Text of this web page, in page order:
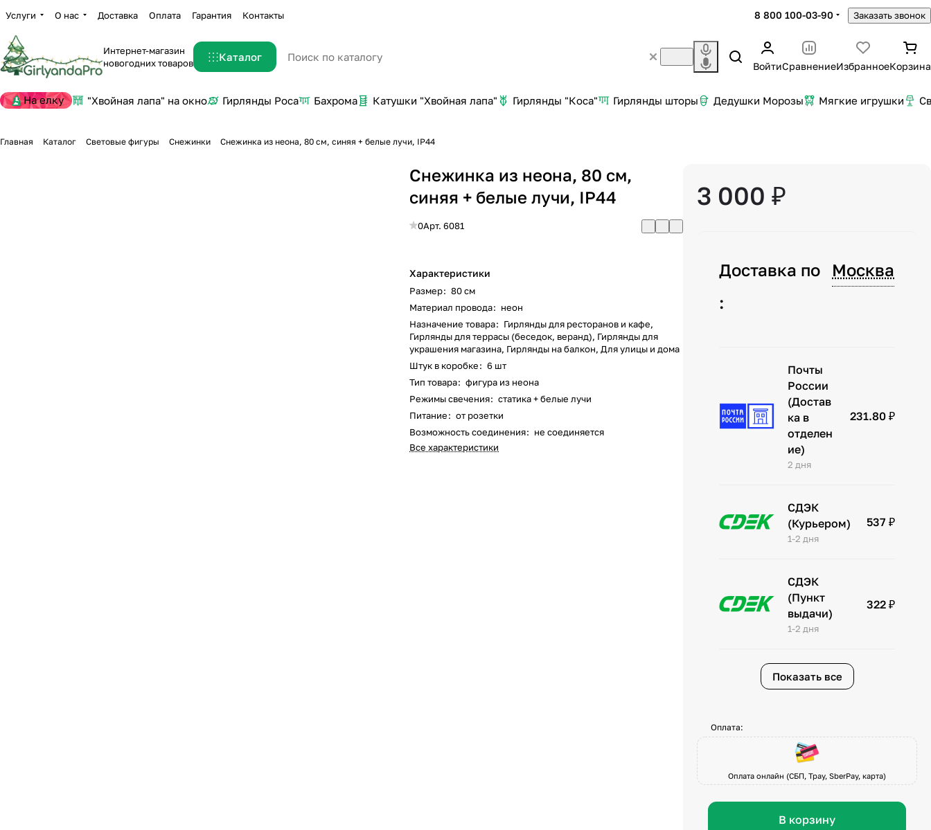
Услуги О нас Доставка Оплата Гарантия Контакты 8 800 100-03-90 Заказать звонок
Интернет-магазин
новогодних товаров
Каталог
ВойтиСравнениеИзбранноеКорзина
На елку "Хвойная лапа" на окно Гирлянды Роса Бахрома Катушки "Хвойная лапа" Гирлянды "Коса" Гирлянды шторы Дедушки Морозы Мягкие игрушки
Главная Каталог Световые фигуры Снежинки Снежинка из неона, 80 см, синяя + белые лучи, IP44
Снежинка из неона, 80 см,
синяя + белые лучи, IP44
0Арт.6081
Характеристики
Размер: 80 см
Материал провода: неон
Назначение товара: Гирлянды для ресторанов и кафе,
Гирлянды для террасы (беседок, веранд), Гирлянды для
украшения магазина, Гирлянды на балкон, Для улицы и дома
Штук в коробке: 6 шт
Тип товара: фигура из неона
Режимы свечения: статика + белые лучи
Питание: от розетки
Возможность соединения: не соединяется
Все характеристики
3 000 ₽
Доставка по
Москва
:
Почты
России
(Достав
ка в
отделен
ие)
2 дня
231.80 ₽
СДЭК
(Курьером)
1-2 дня
537 ₽
СДЭК
(Пункт
выдачи)
1-2 дня
322 ₽
Показать все
Оплата:
Оплата онлайн (СБП, Tpay, SberPay, карта)
В корзину